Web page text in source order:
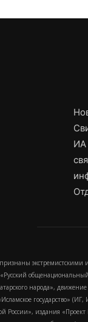
ИА
«Русский
народа»,
государство»
России», издания